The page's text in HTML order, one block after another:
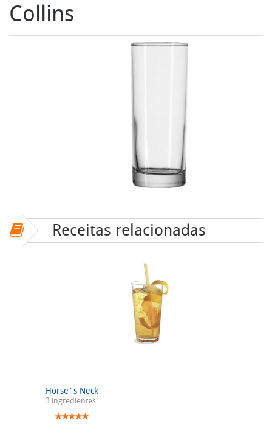
Collins
Receitas relacionadas
Horse´s Neck
3 ingredientes